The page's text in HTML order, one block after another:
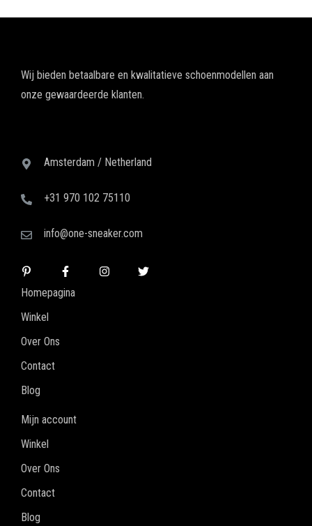
Wij bieden betaalbare en kwalitatieve schoenmodellen aan
onze gewaardeerde klanten.
Amsterdam / Netherland
+31 970 102 75110
info@one-sneaker.com
Homepagina
Winkel
Over Ons
Contact
Blog
Mijn account
Winkel
Over Ons
Contact
Blog